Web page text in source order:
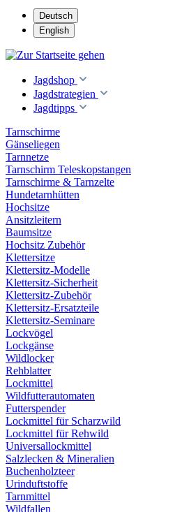
Deutsch
English
Jagdshop
Jagdstrategien
Jagdtipps
Tarnschirme
Gänseliegen
Tarnnetze
Tarnschirm Teleskopstangen
Tarnschirme & Tarnzelte
Hundetarnhütten
Hochsitze
Ansitzleitern
Baumsitze
Hochsitz Zubehör
Klettersitze
Klettersitz-Modelle
Klettersitz-Sicherheit
Klettersitz-Zubehör
Klettersitz-Ersatzteile
Klettersitz-Seminare
Lockvögel
Lockgänse
Wildlocker
Rehblatter
Lockmittel
Wildfutterautomaten
Futterspender
Lockmittel für Scharzwild
Lockmittel für Rehwild
Universallockmittel
Salzlecken & Mineralien
Buchenholzteer
Urinduftstoffe
Tarnmittel
Wildfallen